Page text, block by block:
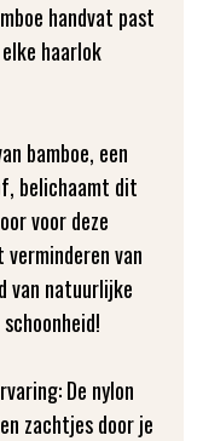
handvat past
haarlok
bamboe, een
belichaamt dit
voor deze
van
van natuurlijke
De nylon
zachtjes door je